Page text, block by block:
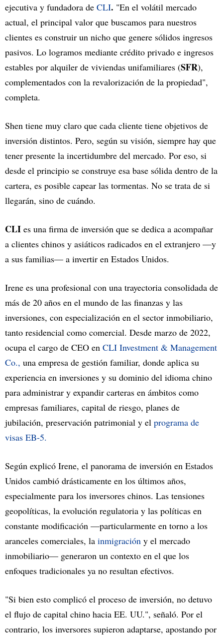
ejecutiva y fundadora de CLI. "En el volátil mercado
actual, el principal valor que buscamos para nuestros
clientes es construir un nicho que genere sólidos ingresos
pasivos. Lo logramos mediante crédito privado e ingresos
estables por alquiler de viviendas unifamiliares (SFR),
complementados con la revalorización de la propiedad",
completa.
Shen tiene muy claro que cada cliente tiene objetivos de
inversión distintos. Pero, según su visión, siempre hay que
tener presente la incertidumbre del mercado. Por eso, si
desde el principio se construye esa base sólida dentro de la
cartera, es posible capear las tormentas. No se trata de si
llegarán, sino de cuándo.
CLI es una firma de inversión que se dedica a acompañar
a clientes chinos y asiáticos radicados en el extranjero —y
a sus familias— a invertir en Estados Unidos.
Irene es una profesional con una trayectoria consolidada de
más de 20 años en el mundo de las finanzas y las
inversiones, con especialización en el sector inmobiliario,
tanto residencial como comercial. Desde marzo de 2022,
ocupa el cargo de CEO en CLI Investment & Management
Co., una empresa de gestión familiar, donde aplica su
experiencia en inversiones y su dominio del idioma chino
para administrar y expandir carteras en ámbitos como
empresas familiares, capital de riesgo, planes de
jubilación, preservación patrimonial y el programa de
visas EB-5.
Según explicó Irene, el panorama de inversión en Estados
Unidos cambió drásticamente en los últimos años,
especialmente para los inversores chinos. Las tensiones
geopolíticas, la evolución regulatoria y las políticas en
constante modificación —particularmente en torno a los
aranceles comerciales, la inmigración y el mercado
inmobiliario— generaron un contexto en el que los
enfoques tradicionales ya no resultan efectivos.
"Si bien esto complicó el proceso de inversión, no detuvo
el flujo de capital chino hacia EE. UU.", señaló. Por el
contrario, los inversores supieron adaptarse, apostando por